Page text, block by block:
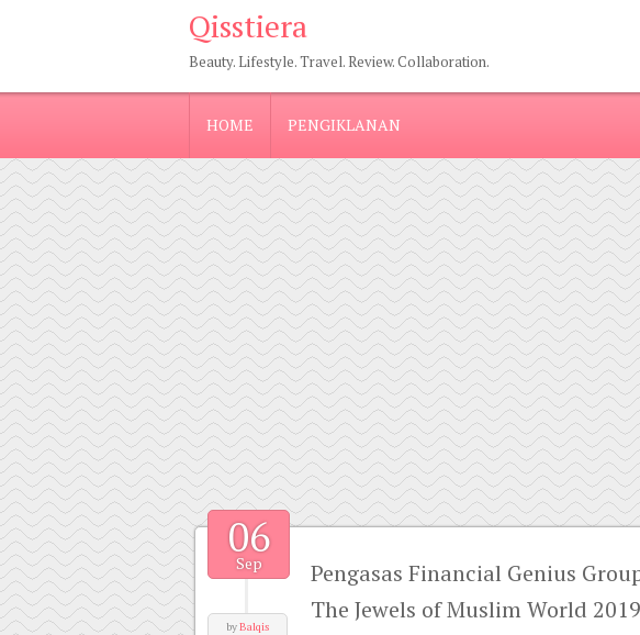
Qisstiera
Beauty. Lifestyle. Travel. Review. Collaboration.
HOME PENGIKLANAN
06
Sep
byBalqis
Pengasas Financial Genius
The Jewels of Muslim World 2019